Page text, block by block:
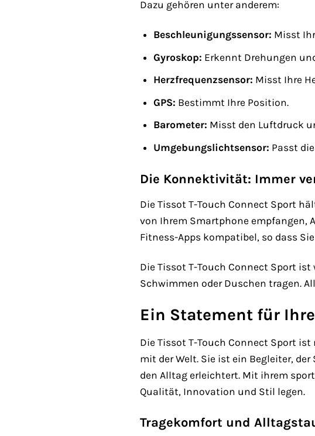
Dazu gehören unter anderem:
Beschleunigungssensor: Misst
Gyroskop: Erkennt Drehungen
Herzfrequenzsensor: Misst Ihre
GPS: Bestimmt Ihre Position.
Barometer: Misst den Luftdruck
Umgebungslichtsensor: Passt
Die Konnektivität: Immer
Die Tissot T-Touch Connect Sport
von Ihrem Smartphone empfangen,
Fitness-Apps kompatibel, so dass
Die Tissot T-Touch Connect Sport
Schwimmen oder Duschen tragen.
Ein Statement für
Die Tissot T-Touch Connect Sport
mit der Welt. Sie ist ein Begleiter,
den Alltag erleichtert. Mit ihrem
Qualität, Innovation und Stil legen.
Tragekomfort und